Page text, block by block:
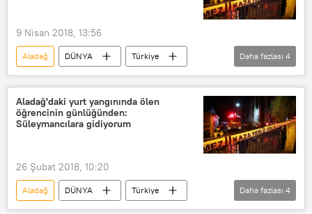
9 Nisan 2018, 13:56
Aladağ DÜNYA
Türkiye
Haberler
Adana
FETÖ
yurt yangını
Daha fazlası 4
Aladağ'daki yurt yangınında ölen
öğrencinin günlüğünden:
Süleymancılara gidiyorum
26 Şubat 2018, 10:20
Aladağ DÜNYA
Türkiye
Haberler
Adana
Daha fazlası 4